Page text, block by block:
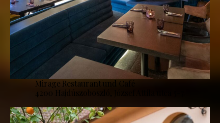
Mirage Restaurant und Café
4200 Hajdúszoboszló, József Attila utca 5-7.